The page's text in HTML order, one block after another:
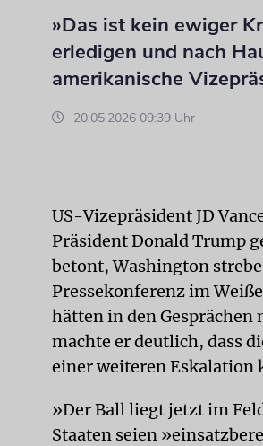
»Das ist kein ewiger
erledigen und nach
amerikanische
20.05.2026 09:39 Uhr
US-Vizepräsident JD
Präsident Donald Trump
betont, Washington
Pressekonferenz im
hätten in den
machte er deutlich, dass
einer weiteren Eskalation
»Der Ball liegt jetzt im
Staaten seien